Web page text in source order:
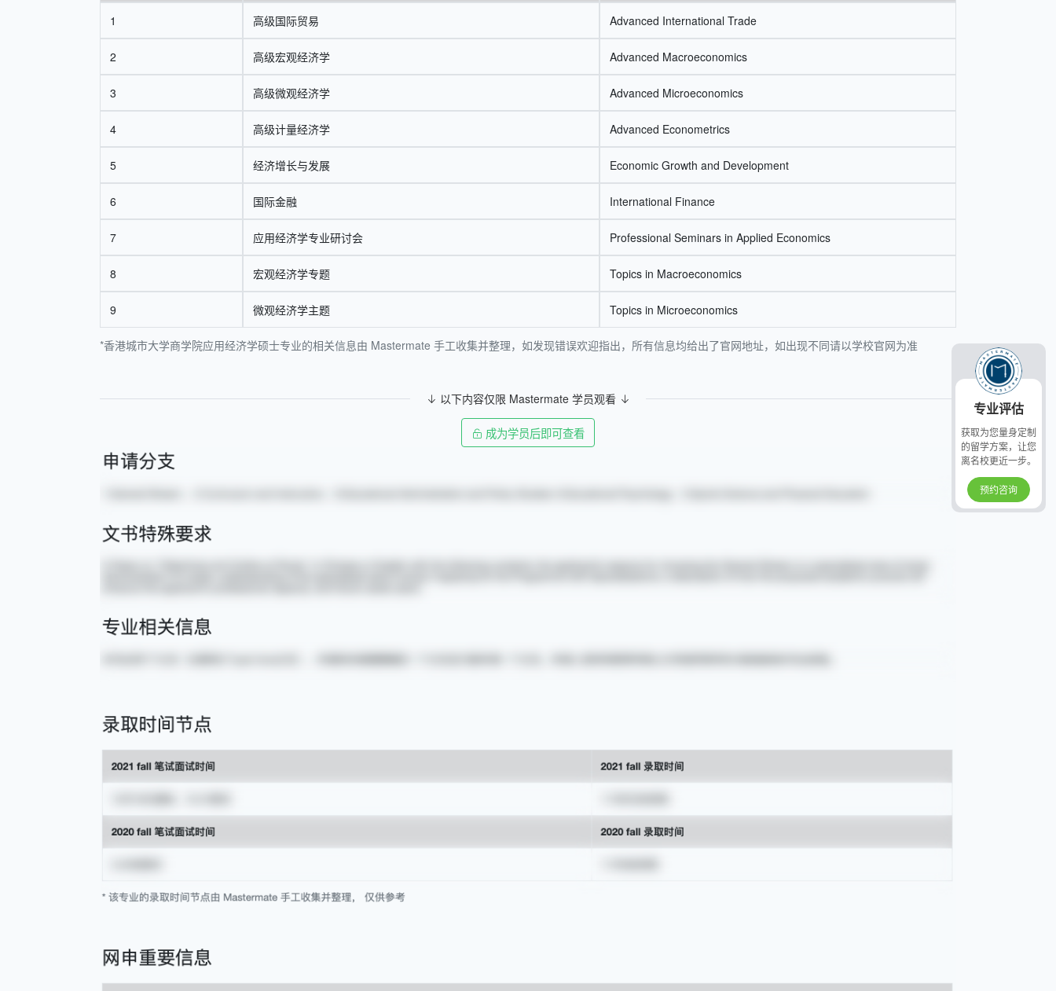
专业评估
获取为您量身定制
的留学方案，让您
离名校更近一步。
预约咨询
*香港城市大学商学院应用经济学硕士专业的相关信息由 Mastermate 手工收集并整理，如发现错误欢迎指出，所有信息均给出了官网地址，如出现不同请以学校官网为准
1 高级国际贸易 Advanced International Trade
2 高级宏观经济学 Advanced Macroeconomics
3 高级微观经济学 Advanced Microeconomics
4 高级计量经济学 Advanced Econometrics
5 经济增长与发展 Economic Growth and Development
6 国际金融 International Finance
7 应用经济学专业研讨会 Professional Seminars in Applied Economics
8 宏观经济学专题 Topics in Macroeconomics
9 微观经济学主题 Topics in Microeconomics
以下内容仅限 Mastermate 学员观看
成为学员后即可查看